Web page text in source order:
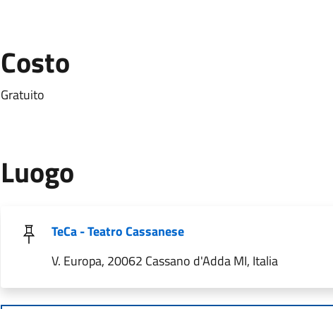
Costo
Gratuito
Luogo
TeCa - Teatro Cassanese
V. Europa, 20062 Cassano d'Adda MI, Italia